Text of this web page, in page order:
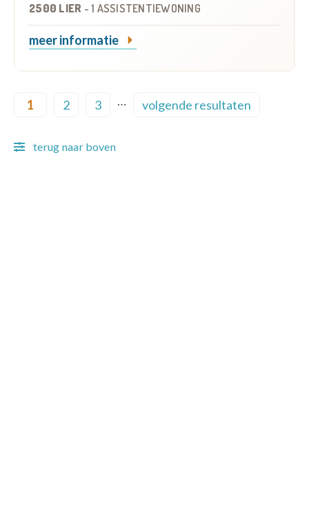
2500 LIER - 1 ASSISTENTIEWONING
meer informatie
1 2 3
…
volgende resultaten
terug naar boven